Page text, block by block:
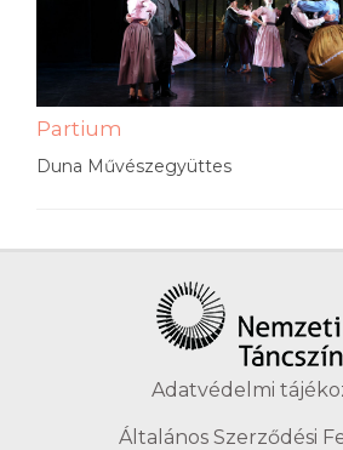
Partium
Duna Művészegyüttes
Adatvédelmi
Általános Szerződési